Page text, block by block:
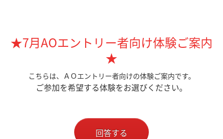
★7月AOエントリー者向け体験ご案内
★
こちらは、ＡＯエントリー者向けの体験ご案内です。
ご参加を希望する体験をお選びください。
回答する